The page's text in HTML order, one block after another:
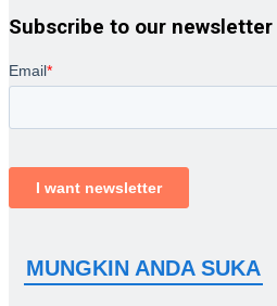
Subscribe to our newsletter